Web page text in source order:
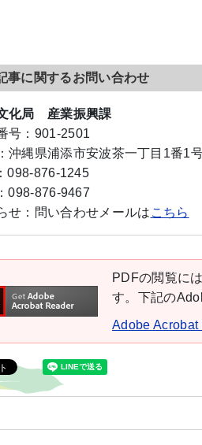
事に関するお問い合わせ
化局 産業振興課
号： 901-2501
沖縄県浦添市安波茶一丁目1番1
098-876-1245
098-876-9467
せ： 問い合わせメールは こちら
PDFの閲覧に
す。下記の
Adobe Acrobat